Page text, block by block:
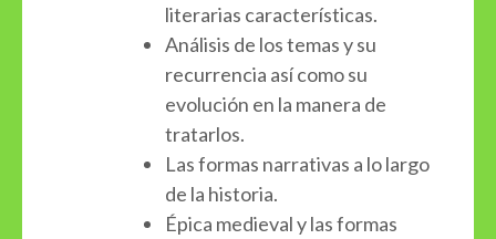
literarias características.
Análisis de los temas y su
recurrencia así como su
evolución en la manera de
tratarlos.
Las formas narrativas a lo largo
de la historia.
Épica medieval y las formas